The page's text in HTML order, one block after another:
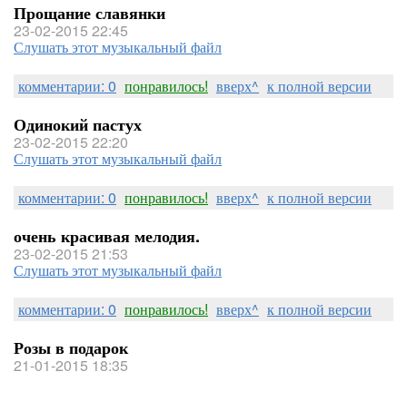
Прощание славянки
23-02-2015 22:45
Слушать этот музыкальный файл
комментарии: 0 понравилось! вверх^ к полной версии
Одинокий пастух
23-02-2015 22:20
Слушать этот музыкальный файл
комментарии: 0 понравилось! вверх^ к полной версии
очень красивая мелодия.
23-02-2015 21:53
Слушать этот музыкальный файл
комментарии: 0 понравилось! вверх^ к полной версии
Розы в подарок
21-01-2015 18:35